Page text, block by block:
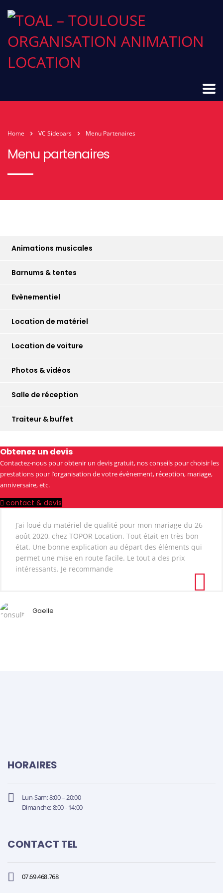
Home VC Sidebars Menu Partenaires
Menu partenaires
Animations musicales
Barnums & tentes
Evènementiel
Location de matériel
Location de voiture
Photos & vidéos
Salle de réception
Traiteur & buffet
Obtenez un devis
Contactez-nous pour obtenir un devis gratuit, nos conseils pour choisir les
prestations pour l’organisation de votre évènement, réception, mariage,
anniversaire, etc.
contact & devis
J’ai loué du matériel de qualité pour mon mariage du 26
août 2020, chez TOPOR Location. Tout était en très bon
état. Une bonne explication au départ des éléments qui
permet une mise en route facile. Le tout a des prix
intéressants. Je recommande
Gaelle
HORAIRES
Lun-Sam: 8:00 – 20:00
Dimanche: 8:00 - 14:00
CONTACT TEL
07.69.468.768